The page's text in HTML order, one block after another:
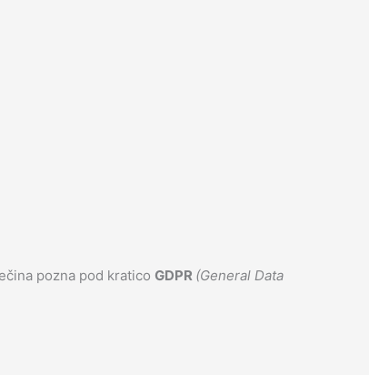
pozna pod kratico GDPR (General Data